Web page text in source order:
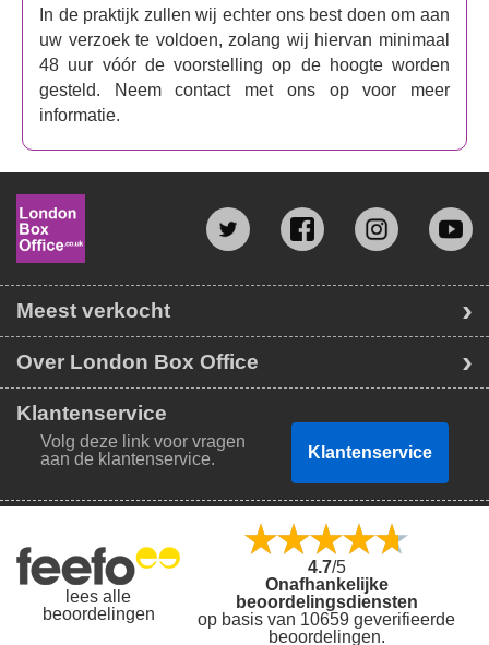
In de praktijk zullen wij echter ons best doen om aan
uw verzoek te voldoen, zolang wij hiervan minimaal
48 uur vóór de voorstelling op de hoogte worden
gesteld. Neem contact met ons op voor meer
informatie.
Meest verkocht
Over London Box Office
Klantenservice
Volg deze link voor vragen
aan de klantenservice.
Klantenservice
lees alle
beoordelingen
4.7/5
Onafhankelijke
beoordelingsdiensten
op basis van 10659 geverifieerde
beoordelingen.